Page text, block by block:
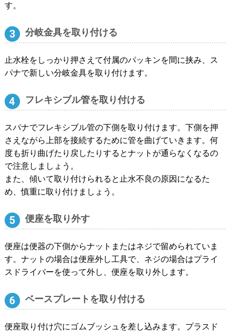
す。
分岐金具を取り付ける
止水栓をしっかり押さえて付属のパッキンを間に挟み、ス
パナで新しい分岐金具を取り付けます。
フレキシブル管を取り付ける
スパナでフレキシブル管の下側を取り付けます。下側を押
さえながら上部を接続するために管を曲げていきます。何
度も折り曲げたり戻したりするとナットが通らなくなるの
で注意しましょう。
また、傾いて取り付けられると止水不良の原因になるた
め、慎重に取り付けましょう。
便座を取り外す
便座は便器の下側からナットまたはネジで留められていま
す。ナットの場合は便座外し工具で、ネジの場合はプライ
スドライバーを使って外し、便座を取り外します。
ベースプレートを取り付ける
便座取り付け穴にゴムブッシュを差し込みます。プラスド